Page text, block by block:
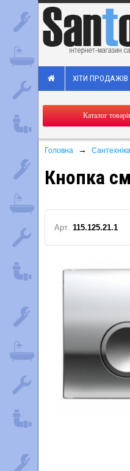
ХІТИ ПРОДАЖІВ
Каталог
Головна →
Кнопка
Арт. 115.125.21.1